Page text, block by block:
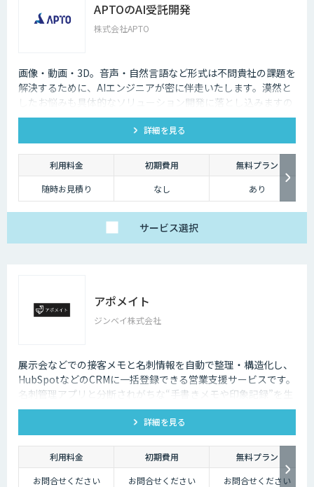
APTOのAI受託開発
株式会社APTO
画像・動画・3D。音声・自然言語など形式は不問貴社の課題を
解決するために、AIエンジニアが密に伴走いたします。漠然と
したお悩みも具体的なソリューション開発に落とし込みますの
で、お気軽にご相談ください。
詳細を見る
利用料金 初期費用
無料プラン
随時お見積り
なし あり
サービス選択
アポメイト
ジンベイ株式会社
展示会などでの接客メモと名刺情報を自動で整理・構造化し、
HubSpotなどのCRMに一括登録できる営業支援サービスです。
名刺管理アプリと分断されがちな“手書きメモや印象記録”を生
成AIで読み取ります。
詳細を見る
利用料金 初期費用
無料プラン
お問合せください
お問合せください お問合せください